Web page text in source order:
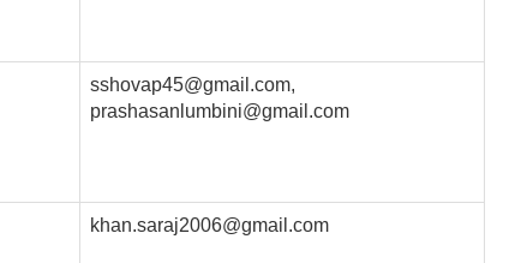
sshovap45@gmail.com,
prashasanlumbini@gmail.com
khan.saraj2006@gmail.com